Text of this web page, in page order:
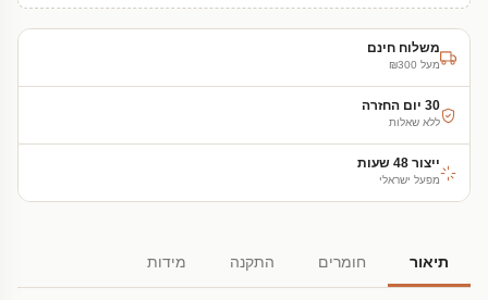
משלוח חינם
מעל ₪300
30 יום החזרה
ללא שאלות
ייצור 48 שעות
מפעל ישראלי
תיאור חומרים התקנה מידות